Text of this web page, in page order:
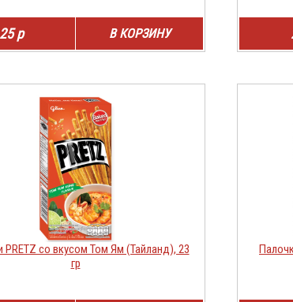
25 р В КОРЗИНУ
PRETZ со вкусом Том Ям (Тайланд), 23
гр